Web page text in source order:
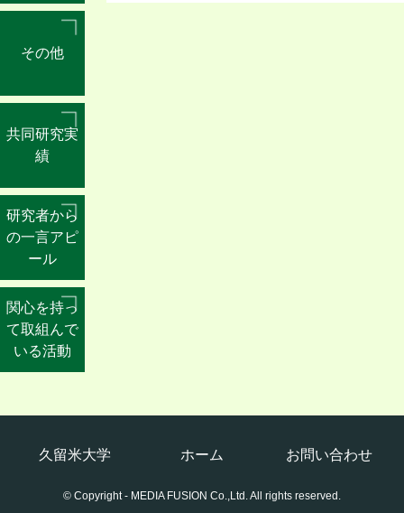
その他
共同研究実
績
研究者から
の一言アピ
ール
関心を持っ
て取組んで
いる活動
［査読有り］
みる水域管理：真珠採捕に関する
齊藤 豪大
久留米大学 ホーム お問い合わせ
© Copyright - MEDIA FUSION Co.,Ltd. All rights reserved.